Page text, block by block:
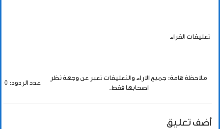
تعليقات القراء
ملاحظة هامة: جميع الاراء والتعليقات تعبر عن وجهة نظر
اصحابها فقط.
عدد الردود: 0
أضف تعليق